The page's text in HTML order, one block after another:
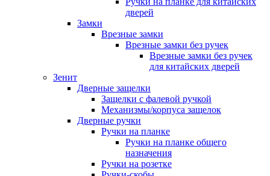
дверей
Замки
Врезные замки
Врезные замки без ручек
Врезные замки без ручек
для китайских дверей
Зенит
Дверные защелки
Защелки с фалевой ручкой
Механизмы/корпуса защелок
Дверные ручки
Ручки на планке
Ручки на планке общего
назначения
Ручки на розетке